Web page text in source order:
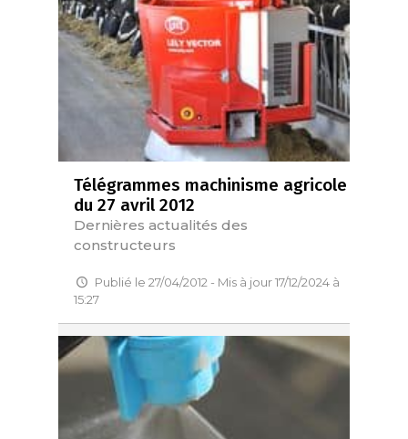
Télégrammes machinisme agricole
du 27 avril 2012
Dernières actualités des
constructeurs
Publié le 27/04/2012 - Mis à jour 17/12/2024 à
15:27